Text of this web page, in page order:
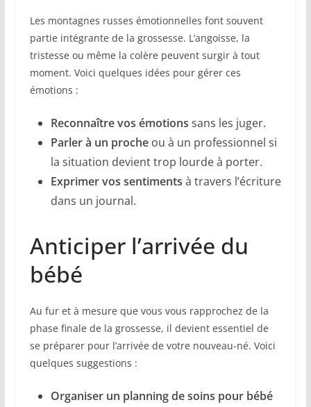
Les montagnes russes émotionnelles font souvent
partie intégrante de la grossesse. L’angoisse, la
tristesse ou même la colère peuvent surgir à tout
moment. Voici quelques idées pour gérer ces
émotions :
Reconnaître vos émotions sans les juger.
Parler à un procheou à un professionnel si
la situation devient trop lourde à porter.
Exprimer vos sentiments à travers l’écriture
dans un journal.
Anticiper l’arrivée du
bébé
Au fur et à mesure que vous vous rapprochez de la
phase finale de la grossesse, il devient essentiel de
se préparer pour l’arrivée de votre nouveau-né. Voici
quelques suggestions :
Organiser un planning de soins pour bébé